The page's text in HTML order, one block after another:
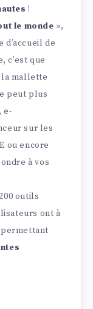
!
le monde »,
d’accueil de
c’est que
la mallette
peut plus
e-
sur les
ou encore
à vos
outils
ont à
permettant